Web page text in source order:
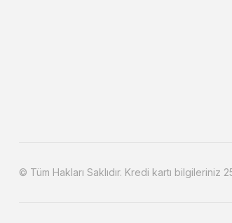
© Tüm Hakları Saklıdır. Kredi kartı bilgileriniz